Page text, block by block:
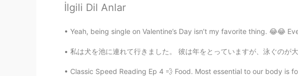
Sami
İlgili Dil Anlar
Yeah, being single on Valentine’s Day isn’t my favorite thing. 😂😂
私は犬を池に連れて行きました。 彼は年をとっていますが、泳ぐのが大好きです！ I
Classic Speed Reading Ep 4 💨 Food. Most essential to our body is